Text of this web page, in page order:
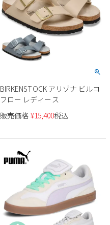
BIRKENSTOCK アリゾナ ビルコ
フロー レディース
販売価格 ¥15,400税込